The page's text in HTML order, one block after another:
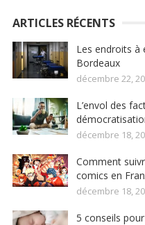
ARTICLES RÉCENTS
Les endroits à
Bordeaux
décembre 22,
L’envol des
décembre 18,
Comment
comics en
décembre 18,
5 conseils